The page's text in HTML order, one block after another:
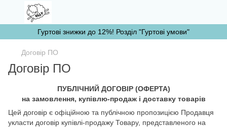
Гуртові знижки до 12%! Розділ "Гуртові умови"
Договір ПО
Договір ПО
ПУБЛІЧНИЙ ДОГОВІР (ОФЕРТА)
на замовлення, купівлю-продаж і доставку товарів
Цей договір є офіційною та публічною пропозицією Продавця
укласти договір купівлі-продажу Товару, представленого на